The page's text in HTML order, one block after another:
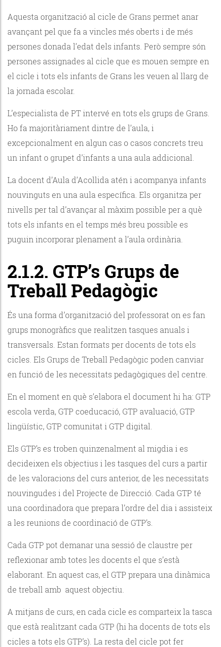
Aquesta organització al cicle de Grans permet anar
avançant pel que fa a vincles més oberts i de més
persones donada l’edat dels infants. Però sempre són
persones assignades al cicle que es mouen sempre en
el cicle i tots els infants de Grans les veuen al llarg de
la jornada escolar.
L’especialista de PT intervé en tots els grups de Grans.
Ho fa majoritàriament dintre de l’aula, i
excepcionalment en algun cas o casos concrets treu
un infant o grupet d’infants a una aula addicional.
La docent d’Aula d’Acollida atén i acompanya infants
nouvinguts en una aula específica. Els organitza per
nivells per tal d’avançar al màxim possible per a què
tots els infants en el temps més breu possible es
puguin incorporar plenament a l’aula ordinària.
2.1.2. GTP’s Grups de
Treball Pedagògic
És una forma d’organització del professorat on es fan
grups monogràfics que realitzen tasques anuals i
transversals. Estan formats per docents de tots els
cicles. Els Grups de Treball Pedagògic poden canviar
en funció de les necessitats pedagògiques del centre.
En el moment en què s’elabora el document hi ha: GTP
escola verda, GTP coeducació, GTP avaluació, GTP
lingüístic, GTP comunitat i GTP digital.
Els GTP’s es troben quinzenalment al migdia i es
decideixen els objectius i les tasques del curs a partir
de les valoracions del curs anterior, de les necessitats
nouvingudes i del Projecte de Direcció. Cada GTP té
una coordinadora que prepara l’ordre del dia i assisteix
a les reunions de coordinació de GTP’s.
Cada GTP pot demanar una sessió de claustre per
reflexionar amb totes les docents el que s’està
elaborant. En aquest cas, el GTP prepara una dinàmica
de treball amb aquest objectiu.
A mitjans de curs, en cada cicle es comparteix la tasca
que està realitzant cada GTP (hi ha docents de tots els
cicles a tots els GTP’s). La resta del cicle pot fer